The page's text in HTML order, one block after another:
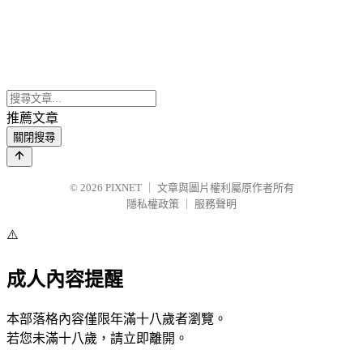
推薦文章
關閉搜尋
© 2026 PIXNET
文章與圖片權利屬原作者所有
隱私權政策
服務聲明
⚠️
成人內容提醒
本部落格內容僅限年滿十八歲者瀏覽。
若您未滿十八歲，請立即離開。